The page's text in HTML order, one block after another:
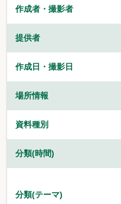
作成者・撮影者
提供者
作成日・撮影日
場所情報
資料種別
分類(時間)
分類(テーマ)